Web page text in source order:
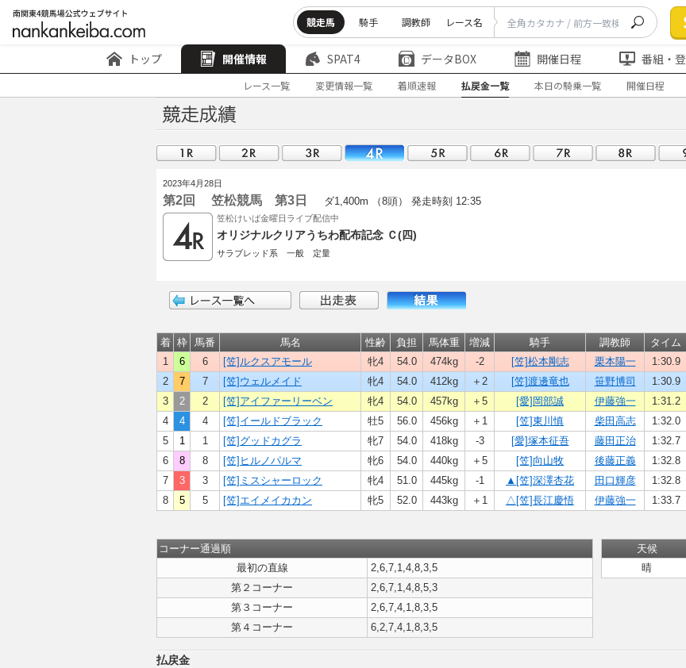
競走馬 騎手 調教師 レース名
トップ 開催情報 SPAT4 データBOX 開催日程 番組・
レース一覧 変更情報一覧 着順速報 払戻金一覧 本日の騎乗一覧 開催日程
2023年4月28日
第2回 笠松競馬 第3日 ダ1,400m （8頭） 発走時刻 12:35
笠松けいば金曜日ライブ配信中
オリジナルクリアうちわ配布記念 Ｃ(四)
サラブレッド系 一般 定量
着 枠 馬番 馬名 性齢 負担 馬体重 増減 騎手 調教師 タイム
1
6 6 [笠]ルクスアモール 牝4 54.0 474kg -2 [笠]松本剛志 栗本陽一 1:30.9
2
7 7 [笠]ウェルメイド 牝4 54.0 412kg ＋2 [笠]渡邊竜也 笹野博司 1:30.9
3
2 2 [笠]アイファーリーベン 牝4 54.0 457kg ＋5 [愛]岡部誠 伊藤強一 1:31.2
4
4 4 [笠]イールドブラック 牡5 56.0 456kg ＋1 [笠]東川慎 柴田高志 1:32.0
5
1 1 [笠]グッドカグラ 牝7 54.0 418kg -3 [愛]塚本征吾 藤田正治 1:32.7
6
8 8 [笠]ヒルノパルマ 牝6 54.0 440kg ＋5 [笠]向山牧 後藤正義 1:32.8
7
3 3 [笠]ミスシャーロック 牝4 51.0 445kg -1 ▲[笠]深澤杏花 田口輝彦 1:32.8
8
5 5 [笠]エイメイカカン 牝5 52.0 443kg ＋1 △[笠]長江慶悟 伊藤強一 1:33.7
コーナー通過順
最初の直線
2,6,7,1,4,8,3,5
第２コーナー
2,6,7,1,4,8,5,3
第３コーナー
2,6,7,4,1,8,3,5
第４コーナー
6,2,7,4,1,8,3,5
天候
晴
払戻金